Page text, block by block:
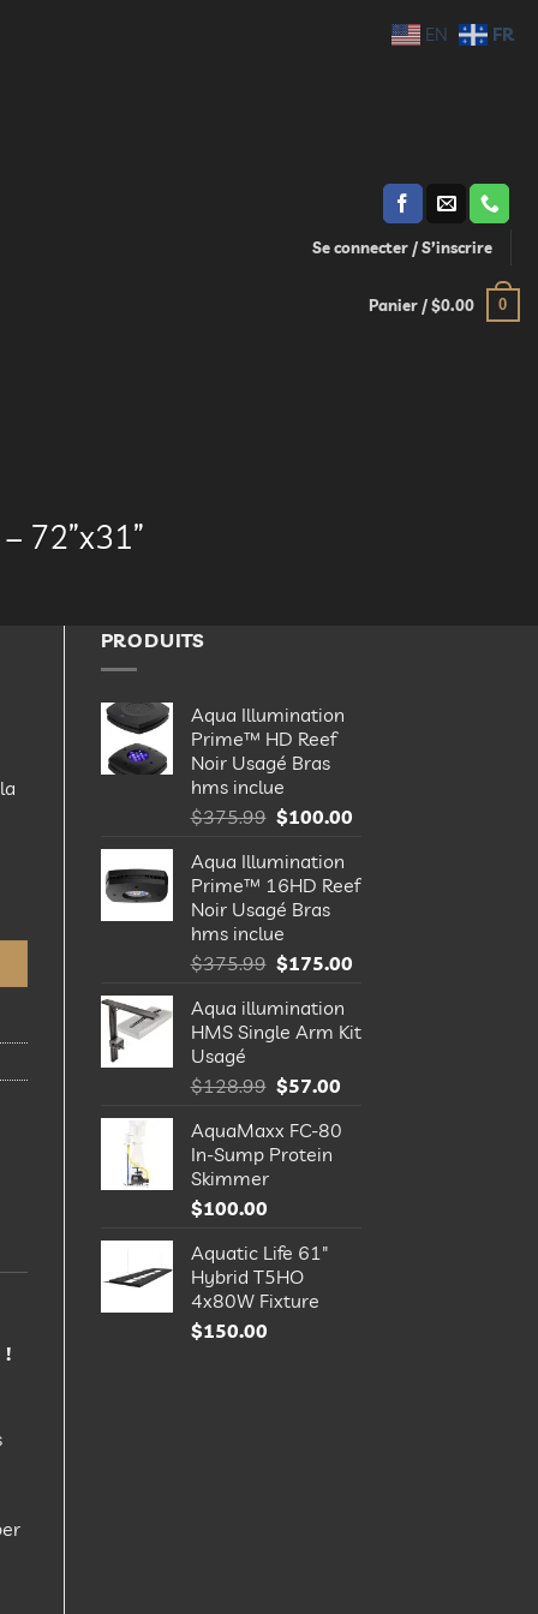
Se connecter / S’inscrire
Panier /$0.00 0
72”x31”
PRODUITS
Aqua Illumination
Prime™ HD Reef
Noir Usagé Bras
hms inclue
$375.99 Le
initial
était :
$375.99.
$100.00
est :
Aqua Illumination
Prime™ 16HD Reef
Noir Usagé Bras
hms inclue
$375.99 Le
initial
était :
$175.00
est :
Aqua illumination
HMS Single Arm Kit
Usagé
$128.99 Le
initial
était :
$57.00
actuel
AquaMaxx FC-80
In-Sump Protein
Skimmer
$100.00
Aquatic Life 61"
Hybrid T5HO
4x80W Fixture
$150.00
Cover - 72”x31”
!
EN FR